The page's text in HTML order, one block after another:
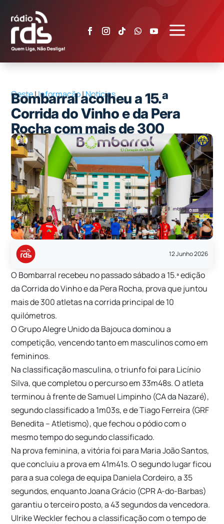
a
Oeste|Informação|Notícias
Bombarral acolheu a 15.ª
Corrida do Vinho e da Pera
Rocha com mais de 300
participantes
12 Junho 2026
O Bombarral recebeu no passado sábado a 15.ª edição
da Corrida do Vinho e da Pera Rocha, prova que juntou
mais de 300 atletas na corrida principal de 10
quilómetros.
O Grupo Alegre Unido da Bajouca dominou a
competição, vencendo tanto em masculinos como em
femininos.
Na classificação masculina, o triunfo foi para Licínio
Silva, que completou o percurso em 33m48s. O atleta
terminou à frente de Samuel Limpinho (CA da Nazaré),
segundo classificado a 1m03s, e de Tiago Ferreira (GRF
Benedita – Atletismo), que fechou o pódio com o
mesmo tempo do segundo classificado.
Na prova feminina, a vitória foi para Maria João Santos,
que concluiu a prova em 41m41s. O segundo lugar ficou
para a sua colega de equipa Daniela Cordeiro, a 35
segundos, enquanto Joana Grácio (CPR A-do-Barbas)
garantiu o terceiro posto, a 43 segundos da vencedora.
Ulrike Weckler fechou a classificação com o tempo de